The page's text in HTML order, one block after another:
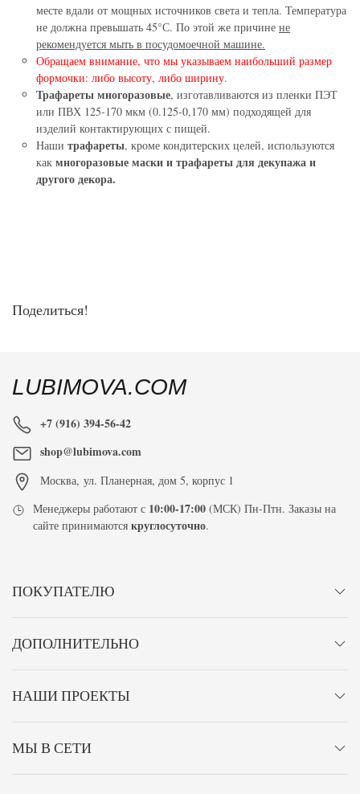
месте вдали от мощных источников света и тепла. Температура
не должна превышать 45°С. По этой же причине не
рекомендуется мыть в посудомоечной машине.
Обращаем внимание, что мы указываем наибольший размер
формочки: либо высоту, либо ширину.
Трафареты многоразовые, изготавливаются из пленки ПЭТ
или ПВХ 125-170 мкм (0.125-0,170 мм) подходящей для
изделий контактирующих с пищей.
Наши трафареты, кроме кондитерских целей, используются
как многоразовые маски и трафареты для декупажа и
другого декора.
Поделиться!
LUBIMOVA.COM
+7 (916) 394-56-42
shop@lubimova.com
Москва, ул. Планерная, дом 5, корпус 1
Менеджеры работают с 10:00-17:00 (МСК) Пн-Птн. Заказы на
сайте принимаютсякруглосуточно.
ПОКУПАТЕЛЮ
ДОПОЛНИТЕЛЬНО
НАШИ ПРОЕКТЫ
МЫ В СЕТИ